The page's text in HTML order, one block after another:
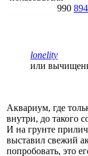
990 894
lonelity
или
Аквариум, где
внутри, до такого
И на грунте
выставил свежий
попробовать, это